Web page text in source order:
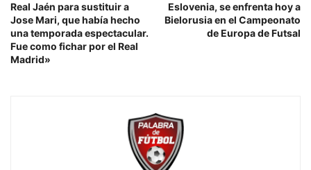
Real Jaén para sustituir a
Jose Mari, que había hecho
una temporada espectacular.
Fue como fichar por el Real
Madrid»
Eslovenia, se enfrenta hoy a
Bielorusia en el Campeonato
de Europa de Futsal